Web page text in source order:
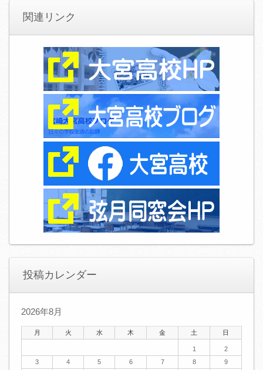
関連リンク
投稿カレンダー
2026年8月
月 火 水 木 金 土 日
1
2
3
4 5 6 7 8
9